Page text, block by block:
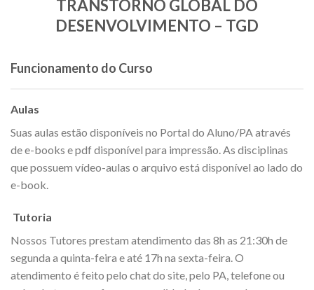
TRANSTORNO GLOBAL DO
DESENVOLVIMENTO – TGD
Funcionamento do Curso
Aulas
Suas aulas estão disponíveis no Portal do Aluno/PA através
de e-books e pdf disponível para impressão. As disciplinas
que possuem vídeo-aulas o arquivo está disponível ao lado do
e-book.
Tutoria
Nossos Tutores prestam atendimento das 8h as 21:30h de
segunda a quinta-feira e até 17h na sexta-feira. O
atendimento é feito pelo chat do site, pelo PA, telefone ou